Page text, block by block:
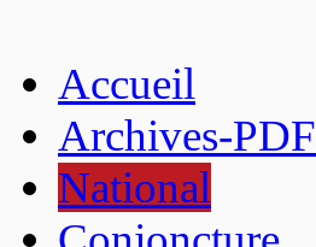
Accueil
Archives-PDF
National